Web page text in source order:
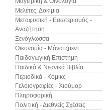
Μελέτες, Δοκίμια
Μεταφυσική - Εσωτερισμός -
Αναζήτηση
Ξενόγλωσσα
Οικονομία - Μάνατζμεντ
Παιδαγωγική Επιστήμη
Παιδικά & Νεανικά Βιβλία
Περιοδικά - Κόμικς -
Γελοιογραφίες - Χιούμορ
Πληροφορική
Πολιτική - Διεθνείς Σχέσεις